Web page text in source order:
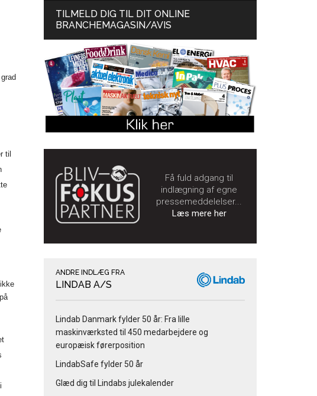
til
TILMELD DIG TIL DIT ONLINE
BRANCHEMAGASIN/AVIS
Få fuld adgang til
indlægning af egne
pressemeddelelser...
Læs mere her
ANDRE INDLÆG FRA
LINDAB A/S
Lindab Danmark fylder 50 år: Fra lille
maskinværksted til 450 medarbejdere og
europæisk førerposition
LindabSafe fylder 50 år
Glæd dig til Lindabs julekalender